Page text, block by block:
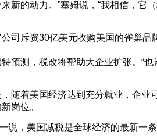
新的动力。”塞姆说，“我相信，它
司斥资30亿美元收购美国的雀巢品
预测，税改将帮助大企业扩张。“
随着美国经济达到充分就业，企业
岗位。
说，美国减税是全球经济的最新一条